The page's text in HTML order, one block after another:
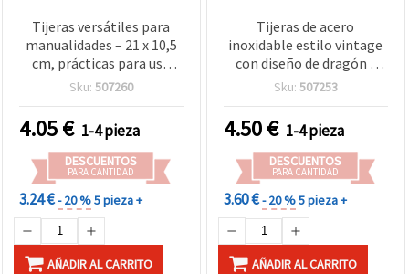
Tijeras versátiles para
manualidades – 21 x 10,5
cm, prácticas para uso
diario
Sku: 507260
4.05€ 1-4 pieza
DESCUENTOS
PARA CANTIDAD
3.24 €- 20 %5 pieza +
AÑADIR AL CARRITO
Tijeras de acero
inoxidable estilo vintage
con diseño de dragón y
fénix, 12 x 8 cm, para
Sku: 507253
4.50€ 1-4 pieza
DESCUENTOS
PARA CANTIDAD
3.60 €- 20 %5 pieza +
AÑADIR AL CARRITO